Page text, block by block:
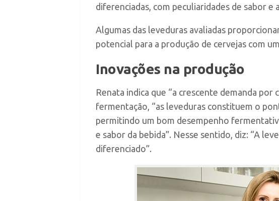
diferenciadas, com peculiaridades de sabor e
Algumas das leveduras avaliadas
potencial para a produção de cervejas com um
Inovações na produção
Renata indica que “a crescente demanda
fermentação, “as leveduras constituem o
permitindo um bom desempenho
e sabor da bebida”. Nesse sentido, diz: “A
diferenciado”.